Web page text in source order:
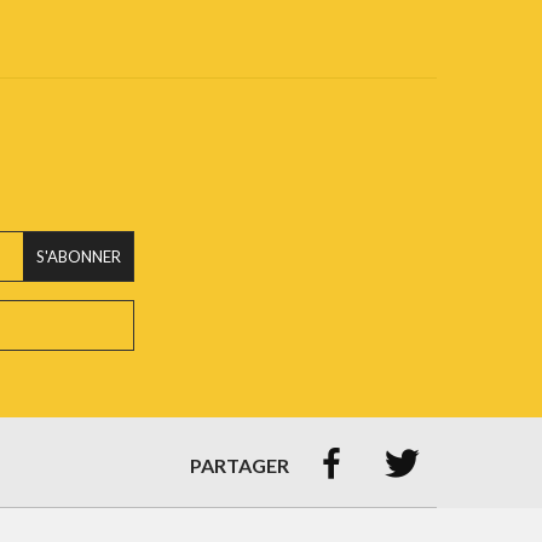
S'ABONNER
PARTAGER  